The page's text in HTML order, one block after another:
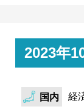
度や取引量
サステナビ
本版S2基準
SSBJ事務局
2023年
国内 経